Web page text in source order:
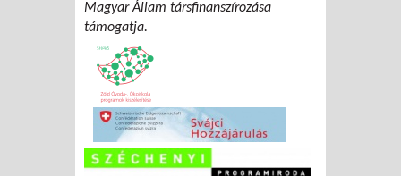
Magyar Állam társfinanszírozása
támogatja.